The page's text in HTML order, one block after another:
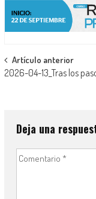
Navegación
de
Artículo anterior
2026-04-13_Tras los
Deja una